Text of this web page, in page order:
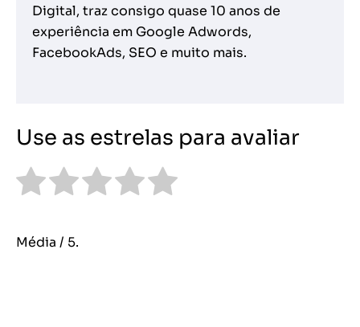
Digital, traz consigo quase 10 anos de
experiência em Google Adwords,
FacebookAds, SEO e muito mais.
Use as estrelas para avaliar
Média / 5.